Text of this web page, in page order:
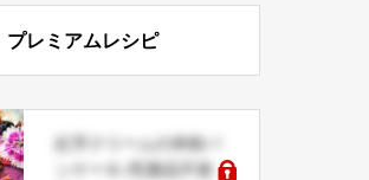
プレミアムレシピ
紅芋クリームの米粉パ
ンケーキ♪乳製品不使